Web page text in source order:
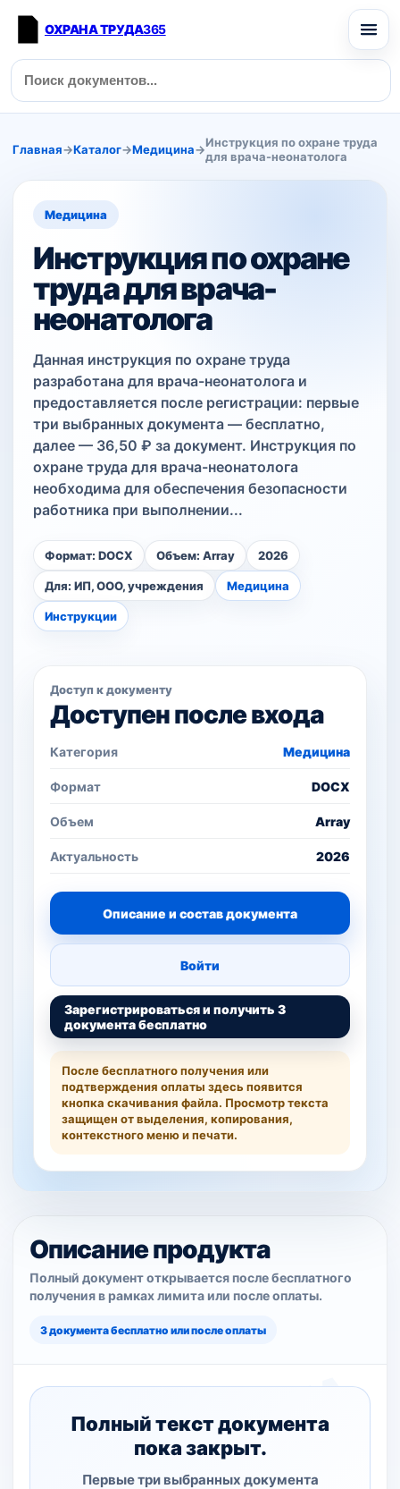
ОХРАНА ТРУДА365
Главная→Каталог→Медицина→Инструкция по охране труда
для врача-неонатолога
Медицина
Инструкция по охране
труда для врача-
неонатолога
Данная инструкция по охране труда
разработана для врача-неонатолога и
предоставляется после регистрации: первые
три выбранных документа — бесплатно,
далее — 36,50 ₽ за документ. Инструкция по
охране труда для врача-неонатолога
необходима для обеспечения безопасности
работника при выполнении...
Формат: DOCX Объем: Array 2026
Для: ИП, ООО, учреждения Медицина
Инструкции
Доступ к документу
Доступен после входа
Категория Медицина
Формат DOCX
Объем Array
Актуальность 2026
Описание и состав документа
Войти
Зарегистрироваться и получить 3
документа бесплатно
После бесплатного получения или
подтверждения оплаты здесь появится
кнопка скачивания файла. Просмотр текста
защищен от выделения, копирования,
контекстного меню и печати.
Описание продукта
Полный документ открывается после бесплатного
получения в рамках лимита или после оплаты.
3 документа бесплатно или после оплаты
Полный текст документа
пока закрыт.
Первые три выбранных документа